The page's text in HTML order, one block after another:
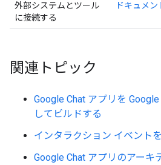
外部システムとツール
に接続する
ドキュメン
関連トピック
Google Chat アプリを
してビルドする
インタラクション イベント
Google Chat アプリのアーキ